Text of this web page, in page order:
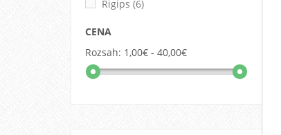
Rigips (6)
CENA
Rozsah: 1,00€ - 40,00€